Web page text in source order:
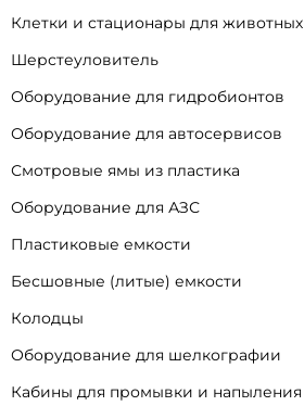
Клетки и стационары для животных
Шерстеуловитель
Оборудование для гидробионтов
Оборудование для автосервисов
Смотровые ямы из пластика
Оборудование для АЗС
Пластиковые емкости
Бесшовные (литые) емкости
Колодцы
Оборудование для шелкографии
Кабины для промывки и напыления